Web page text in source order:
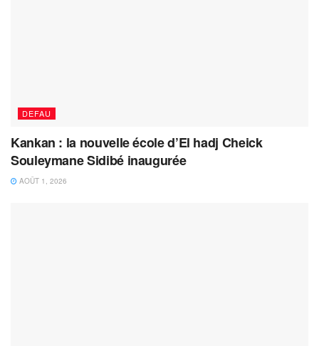
DEFAU
Kankan : la nouvelle école d’El hadj Cheick
Souleymane Sidibé inaugurée
AOÛT 1, 2026